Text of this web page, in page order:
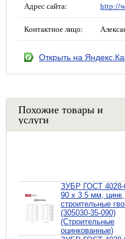
Адрес сайта: http://
Контактное лицо:
Открыть на
Похожие товары и
услуги
ЗУБР ГОСТ 4028-
90 x 3.5 мм, цинк,
строительные
(305030-35-090)
(Строительные
оцинкованные)